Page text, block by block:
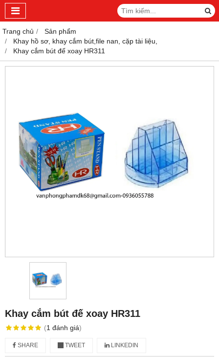
Trang chủ
Sản phẩm
Khay hồ sơ, khay cắm bút,file nan, cặp tài liệu,
Khay cắm bút đế xoay HR311
Khay cắm bút đế xoay HR311
(1 đánh giá)
SHARE TWEET LINKEDIN